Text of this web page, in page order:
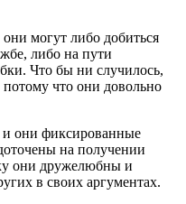
могут либо добиться
либо на пути
Что бы ни случилось,
что они довольно
и они фиксированные
на получении
они дружелюбны и
в своих аргументах.